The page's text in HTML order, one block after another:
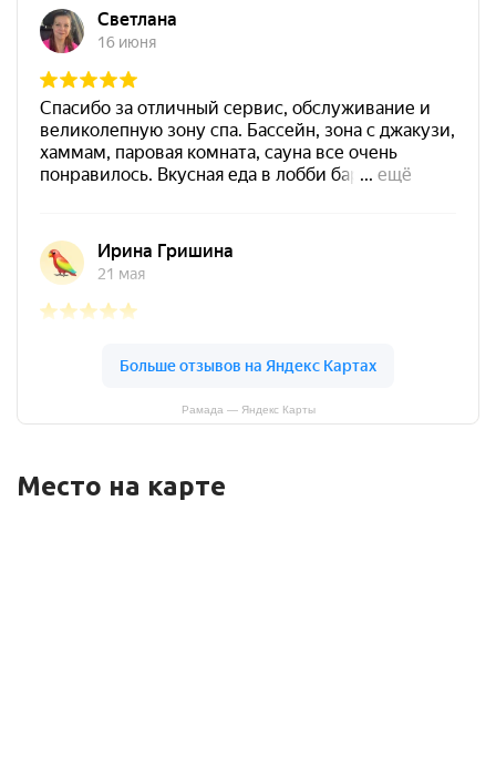
Рамада — Яндекс Карты
Место на карте